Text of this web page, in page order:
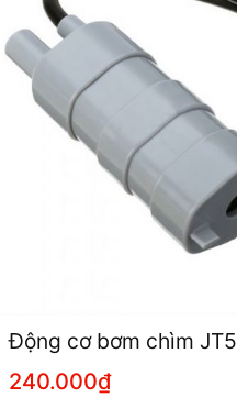
Động cơ bơm chìm
240.000₫